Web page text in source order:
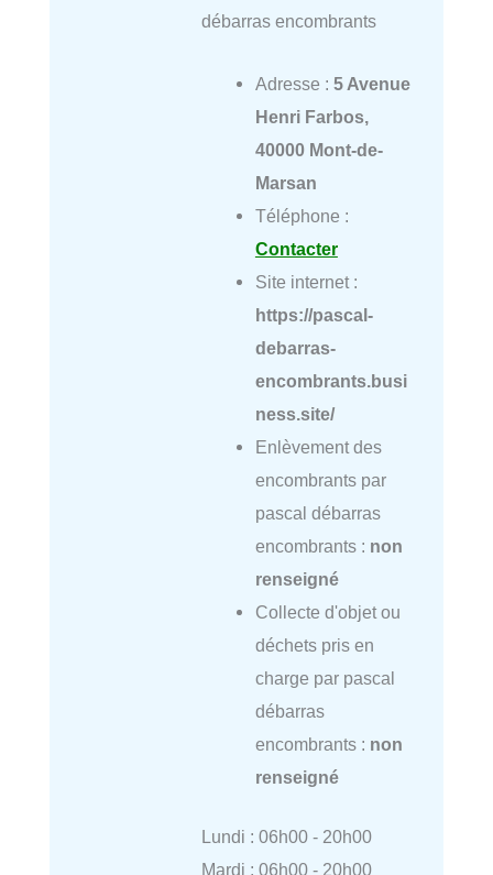
débarras encombrants
Adresse : 5 Avenue
Henri Farbos,
40000 Mont-de-
Marsan
Téléphone :
Contacter
Site internet :
https://pascal-
debarras-
encombrants.busi
ness.site/
Enlèvement des
encombrants par
pascal débarras
encombrants : non
renseigné
Collecte d'objet ou
déchets pris en
charge par pascal
débarras
encombrants : non
renseigné
Lundi : 06h00 - 20h00
Mardi : 06h00 - 20h00